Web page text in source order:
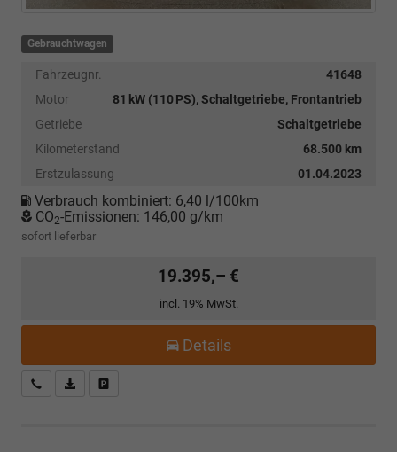
Gebrauchtwagen
Fahrzeugnr.
41648
Motor
81 kW (110 PS), Schaltgetriebe, Frontantrieb
Getriebe
Schaltgetriebe
Kilometerstand
68.500 km
Erstzulassung
01.04.2023
Verbrauch kombiniert: 6,40 l/100km
CO2-Emissionen: 146,00 g/km
sofort lieferbar
19.395,– €
incl. 19% MwSt.
Details
Kostenloser Rückruf-Service
PDF-Datei, Fahrzeugexposé drucken